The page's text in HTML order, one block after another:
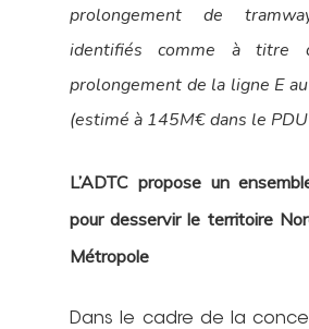
prolongement de
identifiés comme à titre
prolongement de la ligne E
(estimé à 145M€ dans le
L’ADTC propose un
pour desservir le territoire
Métropole
Dans le cadre de la